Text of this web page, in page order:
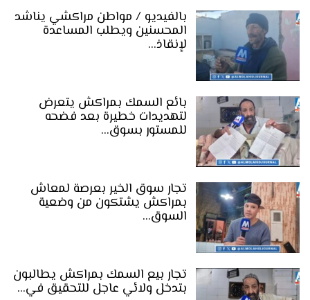
بالفيديو / مواطن مراكشي يناشد
المحسنين ويطلب المساعدة
لإنقاذ…
بائع السمك بمراكش يتعرض
لتهديدات خطيرة بعد فضحه
للمستور بسوق…
تجار سوق الخير بعرصة لمعاش
بمراكش يشتكون من وضعية
السوق…
تجار بيع السمك بمراكش يطالبون
بتدخل ولائي عاجل للتحقيق في…